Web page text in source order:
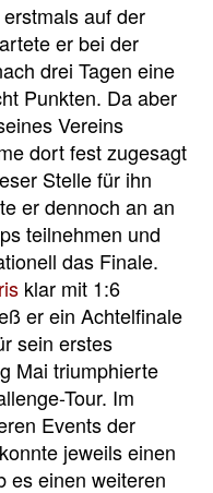
auf der
er bei der
drei Tagen eine
Punkten. Da aber
Vereins
dort fest zugesagt
Stelle für ihn
er dennoch an an
teilnehmen und
das Finale.
klar mit 1:6
er ein Achtelfinale
sein erstes
Mai triumphierte
Tour. Im
Events der
jeweils einen
es einen weiteren